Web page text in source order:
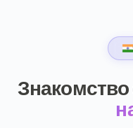
Знакомство